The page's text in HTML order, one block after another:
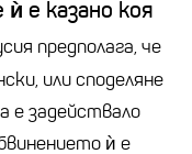
е казано коя
предполага, че
или споделяне
е задействало
ѝ е